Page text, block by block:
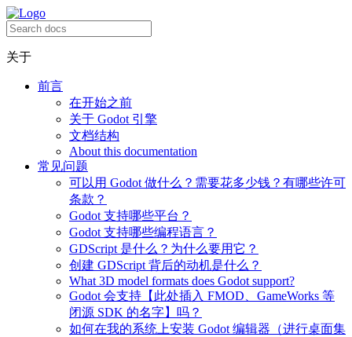
关于
前言
在开始之前
关于 Godot 引擎
文档结构
About this documentation
常见问题
可以用 Godot 做什么？需要花多少钱？有哪些许可
条款？
Godot 支持哪些平台？
Godot 支持哪些编程语言？
GDScript 是什么？为什么要用它？
创建 GDScript 背后的动机是什么？
What 3D model formats does Godot support?
Godot 会支持【此处插入 FMOD、GameWorks 等
闭源 SDK 的名字】吗？
如何在我的系统上安装 Godot 编辑器（进行桌面集